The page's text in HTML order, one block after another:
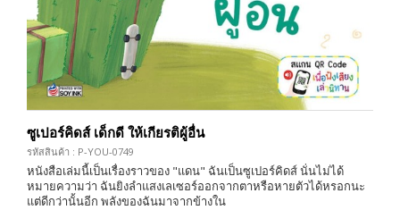
ซูเปอร์คิดส์ เด็กดี ให้เกียรติผู้อื่น
รหัสสินค้า : P-YOU-0749
หนังสือเล่มนี้เป็นเรื่องราวของ "แดน" ฉันเป็นซูเปอร์คิดส์ นั่นไม่ได้
หมายความว่า ฉันยิงลำแสงเลเซอร์ออกจากตาหรือหายตัวได้หรอกนะ
แต่ดีกว่านั้นอีก พลังของฉันมาจากข้างใน